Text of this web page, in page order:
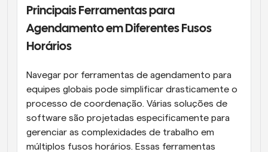
Principais Ferramentas para
Agendamento em Diferentes Fusos
Horários
Navegar por ferramentas de agendamento para
equipes globais pode simplificar drasticamente o
processo de coordenação. Várias soluções de
software são projetadas especificamente para
gerenciar as complexidades de trabalho em
múltiplos fusos horários. Essas ferramentas